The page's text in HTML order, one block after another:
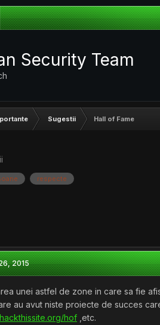
Security Team
Sugestii Hall of Fame
respecte
2015
unei astfel de zone in care sa fie
au avut niste proiecte de succes
hof ,etc.